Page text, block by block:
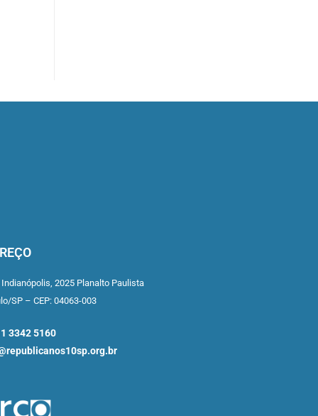
2025 Planalto Paulista
SP – CEP: 04063-003
3342 5160